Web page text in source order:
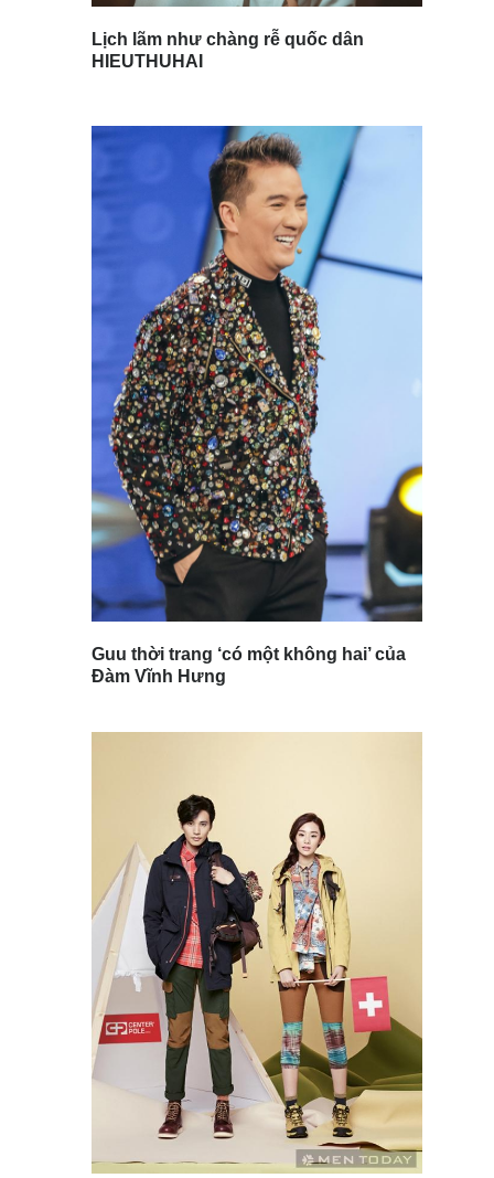
Lịch lãm như chàng rễ quốc dân
HIEUTHUHAI
Guu thời trang ‘có một không hai’ của
Đàm Vĩnh Hưng